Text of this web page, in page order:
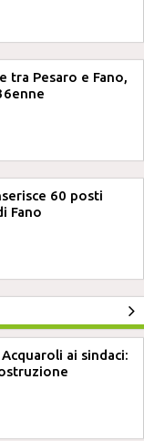
tra Pesaro e Fano,
60 posti
Fano
ai sindaci: